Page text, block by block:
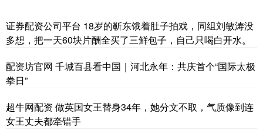
证券配资公司平台 18岁的靳东饿着肚子拍戏，同组刘敏涛没
多想，把一天60块片酬全买了三鲜包子，自己只喝白开水。
配资坊官网 千城百县看中国｜河北永年：共庆首个“国际太极
拳日”
超牛网配资 做英国女王替身34年，她分文不取，气质像到连
女王丈夫都牵错手